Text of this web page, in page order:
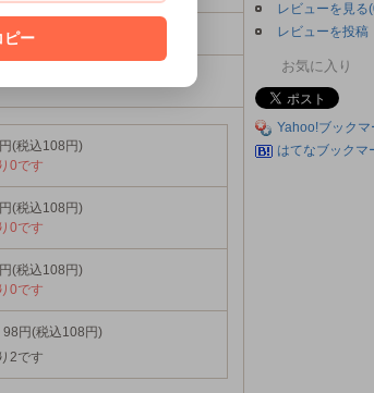
(税込108円)
0です
(税込108円)
0です
(税込108円)
0です
98円(税込108円)
2です
レビューを見る
レビューを投稿
お気に入り
Yahoo!ブック
はてなブックマ
ピー